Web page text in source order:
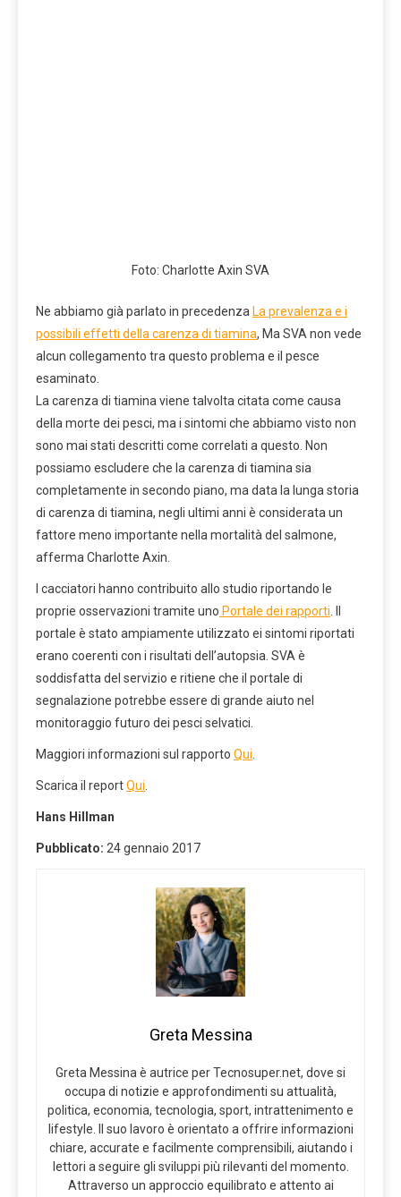
Foto: Charlotte Axin SVA
Ne abbiamo già parlato in precedenza La prevalenza e i
possibili effetti della carenza di tiamina, Ma SVA non vede
alcun collegamento tra questo problema e il pesce
esaminato.
La carenza di tiamina viene talvolta citata come causa
della morte dei pesci, ma i sintomi che abbiamo visto non
sono mai stati descritti come correlati a questo. Non
possiamo escludere che la carenza di tiamina sia
completamente in secondo piano, ma data la lunga storia
di carenza di tiamina, negli ultimi anni è considerata un
fattore meno importante nella mortalità del salmone,
afferma Charlotte Axin.
I cacciatori hanno contribuito allo studio riportando le
proprie osservazioni tramite uno Portale dei rapporti
portale è stato ampiamente utilizzato ei sintomi riportati
erano coerenti con i risultati dell’autopsia. SVA è
soddisfatta del servizio e ritiene che il portale di
segnalazione potrebbe essere di grande aiuto nel
monitoraggio futuro dei pesci selvatici.
Maggiori informazioni sul rapporto Qui
Scarica il reportQui
Hans Hillman
Pubblicato: 24 gennaio 2017
Greta Messina
Greta Messina è autrice per Tecnosuper.net, dove si
occupa di notizie e approfondimenti su attualità,
politica, economia, tecnologia, sport, intrattenimento e
lifestyle. Il suo lavoro è orientato a offrire informazioni
chiare, accurate e facilmente comprensibili, aiutando i
lettori a seguire gli sviluppi più rilevanti del momento.
Attraverso un approccio equilibrato e attento ai